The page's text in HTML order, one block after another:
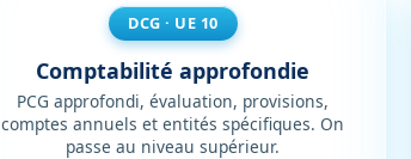
DCG · UE 10
Comptabilité approfondie
PCG approfondi, évaluation, provisions,
comptes annuels et entités spécifiques. On
passe au niveau supérieur.